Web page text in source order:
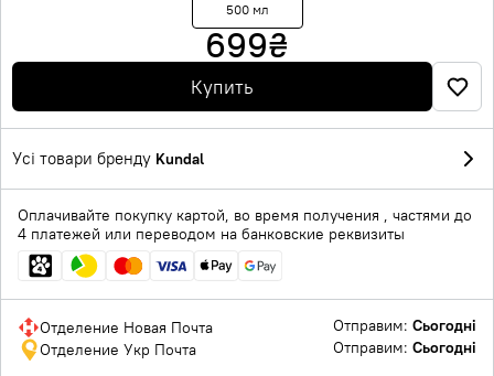
500 мл
699₴
Купить
Усі товари бренду Kundal
Оплачивайте покупку картой, во время получения , частями до
4 платежей или переводом на банковские реквизиты
Отделение Новая Почта Отправим: Сьогодні
Отделение Укр Почта
Отправим: Сьогодні